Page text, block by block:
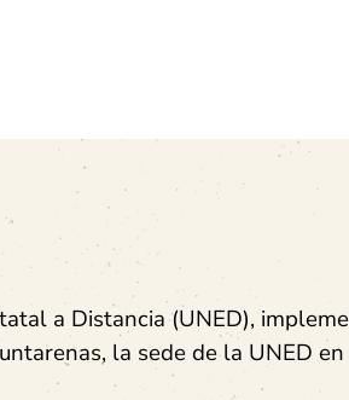
a Distancia (UNED),
la sede de la UNED